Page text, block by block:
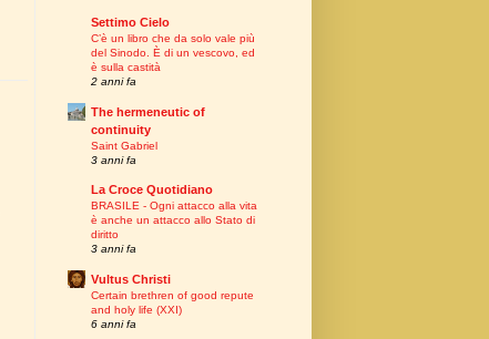
Settimo Cielo
C’è un libro che da solo vale più
del Sinodo. È di un vescovo, ed
è sulla castità
2 anni fa
The hermeneutic of
continuity
Saint Gabriel
3 anni fa
La Croce Quotidiano
BRASILE - Ogni attacco alla vita
è anche un attacco allo Stato di
diritto
3 anni fa
Vultus Christi
Certain brethren of good repute
and holy life (XXI)
6 anni fa